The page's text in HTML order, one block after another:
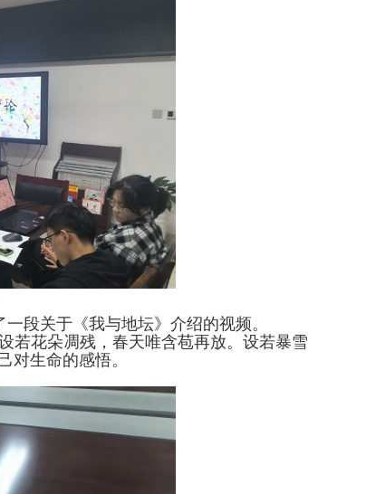
段关于《我与地坛》介绍的视频。
若花朵凋残，春天唯含苞再放。设若暴雪
对生命的感悟。